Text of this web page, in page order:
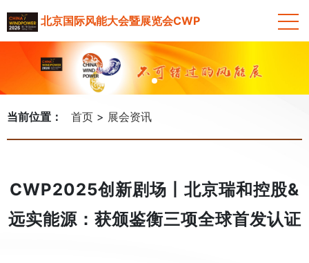
北京国际风能大会暨展览会CWP
当前位置： 首页 展会资讯
CWP2025创新剧场丨北京瑞和控股&
远实能源：获颁鉴衡三项全球首发认证